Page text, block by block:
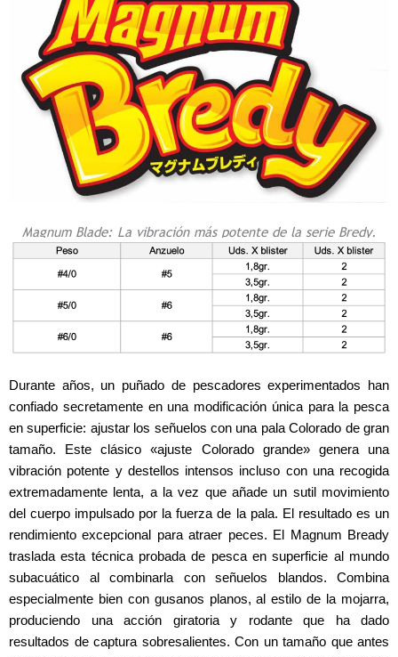
Magnum Blade: La vibración más potente de la serie Bredy.
Durante años, un puñado de pescadores experimentados han
confiado secretamente en una modificación única para la pesca
en superficie: ajustar los señuelos con una pala Colorado de gran
tamaño. Este clásico «ajuste Colorado grande» genera una
vibración potente y destellos intensos incluso con una recogida
extremadamente lenta, a la vez que añade un sutil movimiento
del cuerpo impulsado por la fuerza de la pala. El resultado es un
rendimiento excepcional para atraer peces. El Magnum Bready
traslada esta técnica probada de pesca en superficie al mundo
subacuático al combinarla con señuelos blandos. Combina
especialmente bien con gusanos planos, al estilo de la mojarra,
produciendo una acción giratoria y rodante que ha dado
resultados de captura sobresalientes. Con un tamaño que antes